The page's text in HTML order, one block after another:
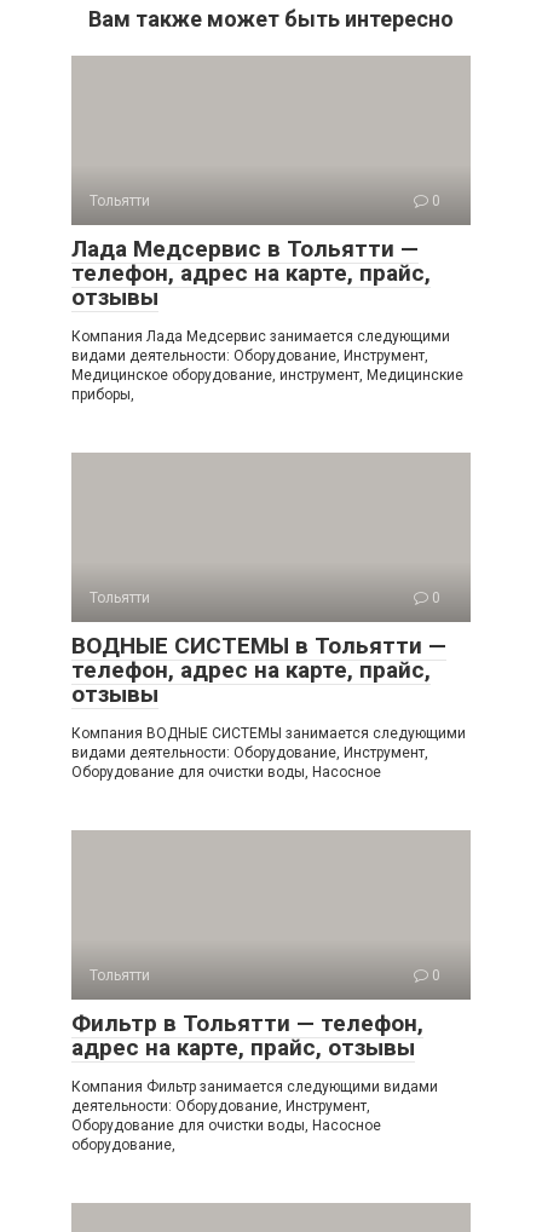
Вам также может быть интересно
Тольятти 0
Лада Медсервис в Тольятти —
телефон, адрес на карте, прайс,
отзывы
Компания Лада Медсервис занимается следующими
видами деятельности: Оборудование, Инструмент,
Медицинское оборудование, инструмент, Медицинские
приборы,
Тольятти 0
ВОДНЫЕ СИСТЕМЫ в Тольятти —
телефон, адрес на карте, прайс,
отзывы
Компания ВОДНЫЕ СИСТЕМЫ занимается следующими
видами деятельности: Оборудование, Инструмент,
Оборудование для очистки воды, Насосное
Тольятти 0
Фильтр в Тольятти — телефон,
адрес на карте, прайс, отзывы
Компания Фильтр занимается следующими видами
деятельности: Оборудование, Инструмент,
Оборудование для очистки воды, Насосное
оборудование,